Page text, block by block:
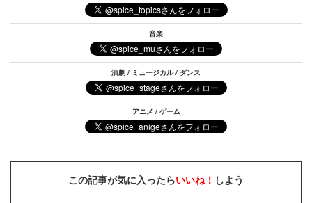
音楽
演劇 / ミュージカル / ダンス
アニメ / ゲーム
この記事が気に入ったらいいね！ しよう